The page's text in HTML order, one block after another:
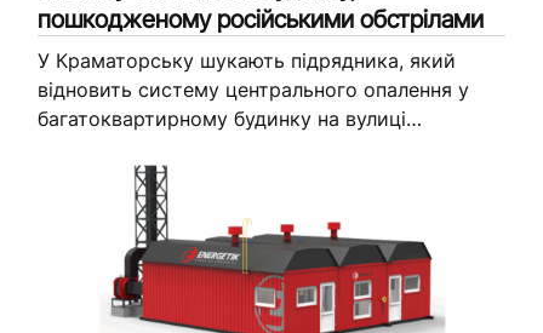
пошкодженому російськими обстрілами
У Краматорську шукають підрядника, який
відновить систему центрального опалення у
багатоквартирному будинку на вулиці
пошкоджень через російські обстріли, тож
ремонт планують провести в межах ліквідації
наслідків...